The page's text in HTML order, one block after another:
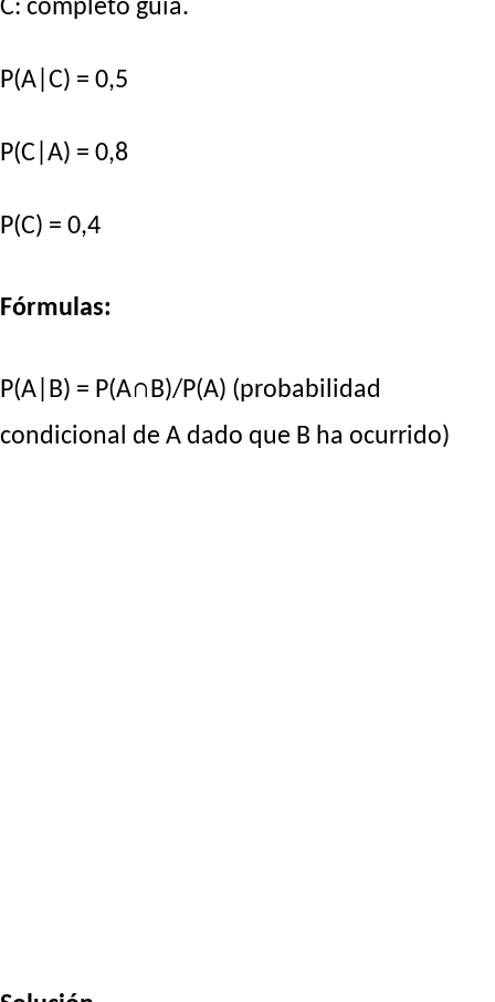
C: completó guía.
P(A|C) = 0,5
P(C|A) = 0,8
P(C) = 0,4
Fórmulas:
P(A|B) = P(A∩B)/P(A) (probabilidad
condicional de A dado que B ha ocurrido)